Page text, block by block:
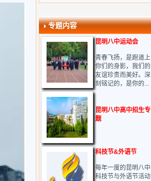
专题内容
昆明八中运动会
青春飞扬，是跑道上
你们的身影，我们的
友谊珍贵而美好。深
刻铭记的，是你的...
昆明八中高中招生专
题
科技节&外语节
每年一度的昆明八中
科技节与外语节活动